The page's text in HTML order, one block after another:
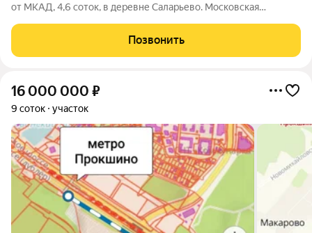
от МКАД, 4,6 соток, в деревне Саларьево. Московская
На участке расположена часть недостроенной пристройки к
дому (24 кв.метра) под снос.
Позвонить
16 000 000 ₽
9 соток участок